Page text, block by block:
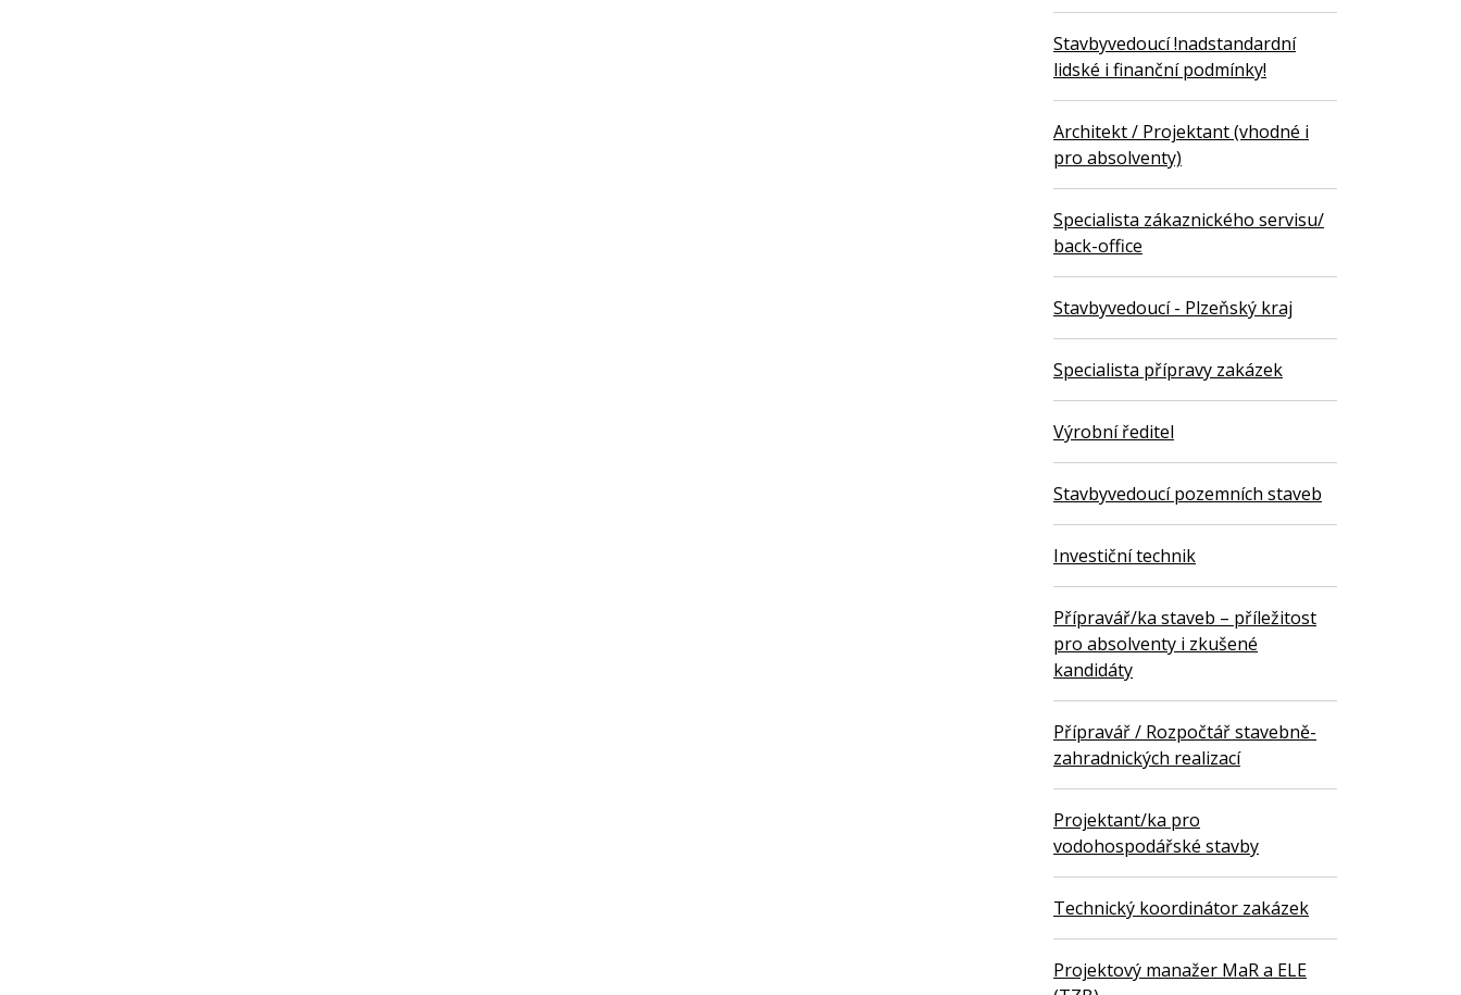
Stavbyvedoucí !nadstandardní
lidské i finanční podmínky!
Architekt / Projektant (vhodné i
pro absolventy)
Specialista zákaznického servisu/
back-office
Stavbyvedoucí - Plzeňský kraj
Specialista přípravy zakázek
Výrobní ředitel
Stavbyvedoucí pozemních staveb
Investiční technik
Přípravář/ka staveb – příležitost
pro absolventy i zkušené
kandidáty
Přípravář / Rozpočtář stavebně-
zahradnických realizací
Projektant/ka pro
vodohospodářské stavby
Technický koordinátor zakázek
Projektový manažer MaR a ELE